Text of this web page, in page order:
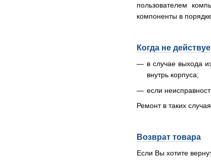
пользователем
компоненты в
Когда не
в случае выхода
внутрь корпуса;
если
Ремонт в таких
Возврат товара
Если Вы хотите